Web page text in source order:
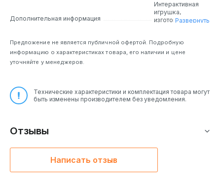
Дополнительная информация
Интерактивная
игрушка,
изготовленная из
Яндекс.Станция
Мини, а также с
голосовой
помощник Алиса.
расскажет сказку
сказок), сыграет в
любимого
Развернуть
Предложение не является публичной офертой. Подробную
информацию о характеристиках товара, его наличии и цене
уточняйте у менеджеров.
Технические характеристики и комплектация товара могут
быть изменены производителем без уведомления.
Отзывы
Написать отзыв